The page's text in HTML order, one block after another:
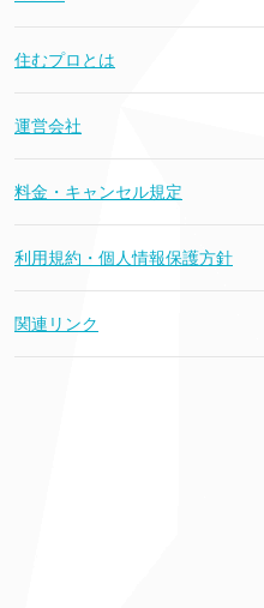
住むプロとは
運営会社
料金・キャンセル規定
利用規約・個人情報保護方針
関連リンク